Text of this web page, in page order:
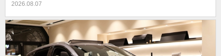
2026.08.07